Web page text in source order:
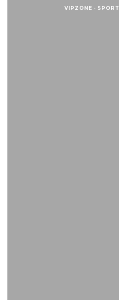
VIPZONE · SPORT